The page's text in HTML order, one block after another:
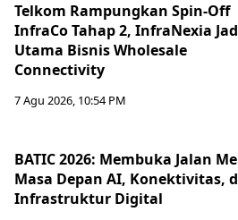
Telkom Rampungkan Spin-Off
InfraCo Tahap 2, InfraNexia
Utama Bisnis Wholesale
Connectivity
7 Agu 2026, 10:54 PM
BATIC 2026: Membuka Jalan
Masa Depan AI, Konektivitas,
Infrastruktur Digital